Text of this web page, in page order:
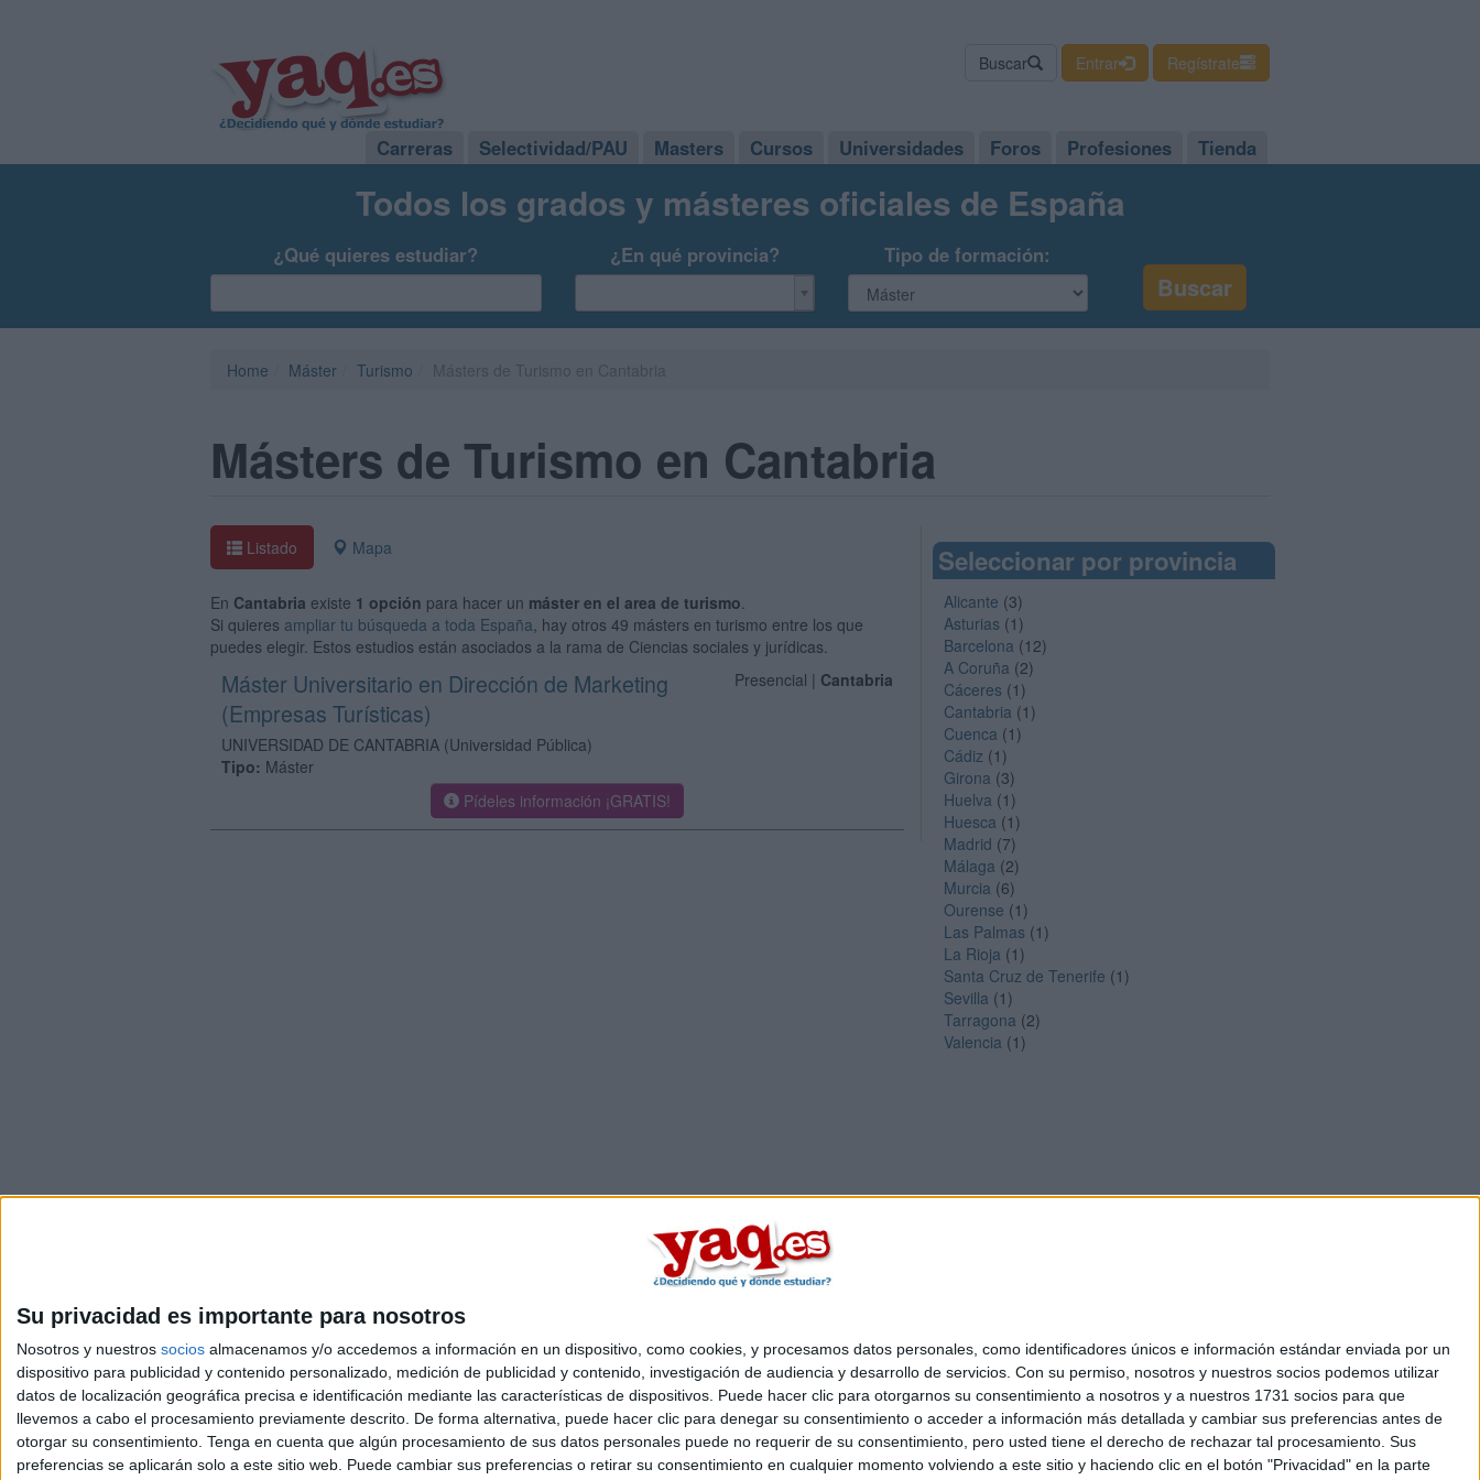
Su privacidad es importante para nosotros
Nosotros y nuestros socios almacenamos y/o accedemos a información en un dispositivo, como cookies, y procesamos datos personales, como identificadores únicos e información estándar enviada por un
dispositivo para publicidad y contenido personalizado, medición de publicidad y contenido, investigación de audiencia y desarrollo de servicios. Con su permiso, nosotros y nuestros socios podemos utilizar
datos de localización geográfica precisa e identificación mediante las características de dispositivos. Puede hacer clic para otorgarnos su consentimiento a nosotros y a nuestros 1731 socios para que
llevemos a cabo el procesamiento previamente descrito. De forma alternativa, puede hacer clic para denegar su consentimiento o acceder a información más detallada y cambiar sus preferencias antes de
otorgar su consentimiento. Tenga en cuenta que algún procesamiento de sus datos personales puede no requerir de su consentimiento, pero usted tiene el derecho de rechazar tal procesamiento. Sus
preferencias se aplicarán solo a este sitio web. Puede cambiar sus preferencias o retirar su consentimiento en cualquier momento volviendo a este sitio y haciendo clic en el botón "Privacidad" en la parte
Buscar Entrar Regístrate
Carreras Selectividad/PAU Masters Cursos Universidades Foros Profesiones Tienda
Todos los grados y másteres oficiales de España
¿Qué quieres estudiar? ¿En qué provincia? Tipo de formación:
Home Máster Turismo
Másters de Turismo en Cantabria
Listado Mapa
En Cantabria existe 1 opción para hacer un máster en el area de turismo.
Si quieres ampliar tu búsqueda a toda España, hay otros 49 másters en turismo entre los que
puedes elegir. Estos estudios están asociados a la rama de Ciencias sociales y jurídicas.
Presencial | Cantabria
Máster Universitario en Dirección de Marketing
(Empresas Turísticas)
UNIVERSIDAD DE CANTABRIA (Universidad Pública)
Tipo: Máster
Pídeles información ¡GRATIS!
Seleccionar por provincia
Alicante (3)
Asturias (1)
Barcelona (12)
A Coruña (2)
Cáceres (1)
Cantabria (1)
Cuenca (1)
Cádiz (1)
Girona (3)
Huelva (1)
Huesca (1)
Madrid (7)
Málaga (2)
Murcia (6)
Ourense (1)
Las Palmas (1)
La Rioja (1)
Santa Cruz de Tenerife (1)
Sevilla (1)
Tarragona (2)
Valencia (1)
Quiénes somos|Contactar|Anúnciate
Aviso legal|Politica de privacidad|Condiciones generales|Política de cookies
© 2003-2026Compás Mediterráneo S.L.- Diego de León 47 - 28006 Madrid [ESPAÑA] - Tel. +34 91 593 2767